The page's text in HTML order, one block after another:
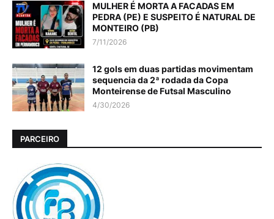
MULHER É MORTA A FACADAS EM
PEDRA (PE) E SUSPEITO É NATURAL DE
MONTEIRO (PB)
7/11/2026
12 gols em duas partidas movimentam
sequencia da 2ª rodada da Copa
Monteirense de Futsal Masculino
4/30/2026
PARCEIRO